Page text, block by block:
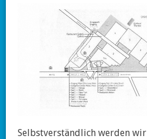
Selbstverständlich werden